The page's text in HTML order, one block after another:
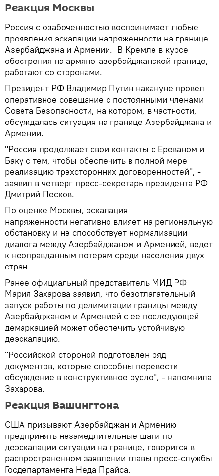
Реакция Москвы
Россия с озабоченностью воспринимает любые
проявления эскалации напряженности на границе
Азербайджана и Армении. В Кремле в курсе
обострения на армяно-азербайджанской границе,
работают со сторонами.
Президент РФ Владимир Путин накануне провел
оперативное совещание с постоянными членами
Совета Безопасности, на котором, в частности,
обсуждалась ситуация на границе Азербайджана и
Армении.
"Россия продолжает свои контакты с Ереваном и
Баку с тем, чтобы обеспечить в полной мере
реализацию трехсторонних договоренностей", -
заявил в четверг пресс-секретарь президента РФ
Дмитрий Песков.
По оценке Москвы, эскалация
напряженности негативно влияет на региональную
обстановку и не способствует нормализации
диалога между Азербайджаном и Арменией, ведет
к неоправданным потерям среди населения двух
стран.
Ранее официальный представитель МИД РФ
Мария Захарова заявил, что безотлагательный
запуск работы по делимитации границы между
Азербайджаном и Арменией с ее последующей
демаркацией может обеспечить устойчивую
деэскалацию.
"Российской стороной подготовлен ряд
документов, которые способны перевести
обсуждение в конструктивное русло", - напомнила
Захарова.
Реакция Вашингтона
США призывают Азербайджан и Армению
предпринять незамедлительные шаги по
деэскалации ситуации на границе, говорится в
распространенном заявлении главы пресс-службы
Госдепартамента Неда Прайса.